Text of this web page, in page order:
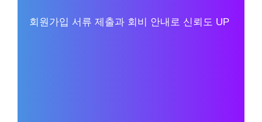
회원가입 서류 제출과 회비 안내로 신뢰도 UP